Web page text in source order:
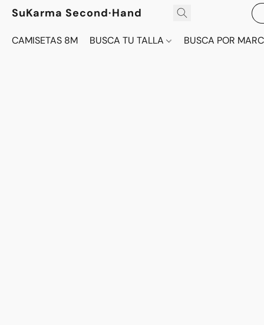
SuKarma Second·Hand
CAMISETAS 8M BUSCA TU TALLA BUSCA POR